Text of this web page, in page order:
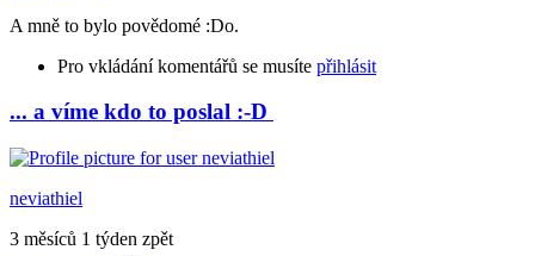
by
A mně to bylo povědomé :Do.
Pro vkládání komentářů se musíte přihlásit
In
reply
to
to
je
... a víme kdo to poslal :-D
neviathiel
3 měsíců 1 týden zpět